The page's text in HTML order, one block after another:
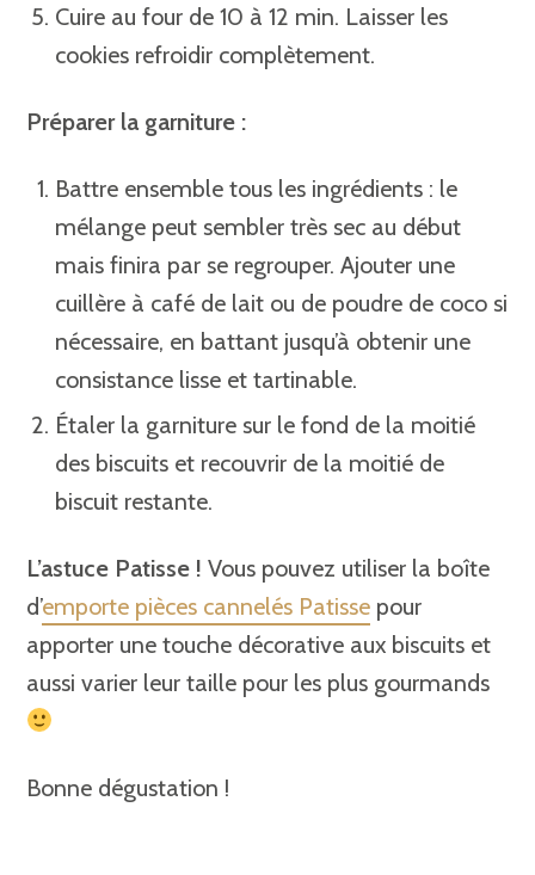
Cuire au four de 10 à 12 min. Laisser les
cookies refroidir complètement.
Préparer la garniture :
Battre ensemble tous les ingrédients : le
mélange peut sembler très sec au début
mais finira par se regrouper. Ajouter une
cuillère à café de lait ou de poudre de coco si
nécessaire, en battant jusqu’à obtenir une
consistance lisse et tartinable.
Étaler la garniture sur le fond de la moitié
des biscuits et recouvrir de la moitié de
biscuit restante.
L’astuce Patisse ! Vous pouvez utiliser la boîte
d’emporte pièces cannelés Patisse pour
apporter une touche décorative aux biscuits et
aussi varier leur taille pour les plus gourmands
Bonne dégustation !